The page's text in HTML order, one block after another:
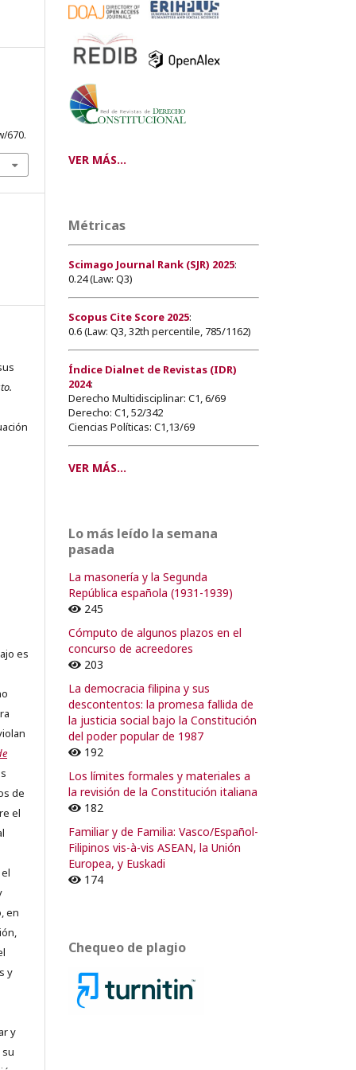
670.
es
de
el
en
y
y
VER MÁS...
Métricas
Scimago Journal Rank (SJR) 2025:
0.24 (Law: Q3)
Scopus Cite Score 2025:
0.6 (Law: Q3, 32th percentile, 785/1162)
Índice Dialnet de Revistas (IDR)
2024:
Derecho Multidisciplinar: C1, 6/69
Derecho: C1, 52/342
Ciencias Políticas: C1,13/69
VER MÁS...
Lo más leído la semana
pasada
La masonería y la Segunda
República española (1931-1939)
245
Cómputo de algunos plazos en el
concurso de acreedores
203
La democracia filipina y sus
descontentos: la promesa fallida de
la justicia social bajo la Constitución
del poder popular de 1987
192
Los límites formales y materiales a
la revisión de la Constitución italiana
182
Familiar y de Familia: Vasco/Español-
Filipinos vis-à-vis ASEAN, la Unión
Europea, y Euskadi
174
Chequeo de plagio